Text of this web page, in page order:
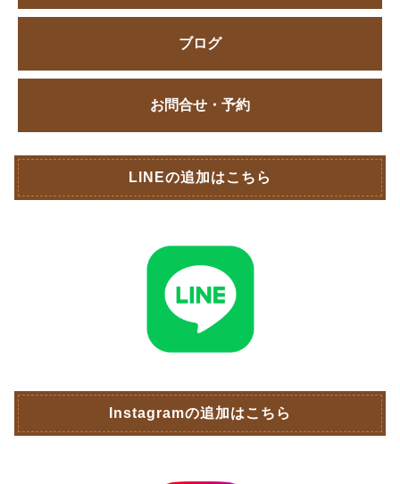
ブログ
お問合せ・予約
LINEの追加はこちら
Instagramの追加はこちら